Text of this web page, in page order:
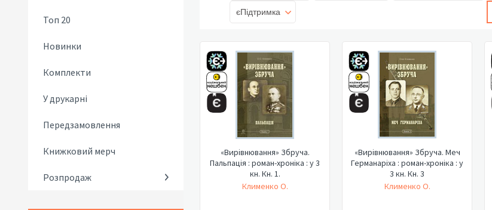
Топ 20
Новинки
Комплекти
У друкарні
Передзамовлення
Книжковий мерч
Розпродаж
єПідтримка
«Вирівнювання» Збруча.
Пальпація : роман-хроніка : у 3
кн. Кн. 1.
Клименко О.
«Вирівнювання» Збруча. Меч
Германаріха : роман-хроніка : у
3 кн. Кн. 3
Клименко О.